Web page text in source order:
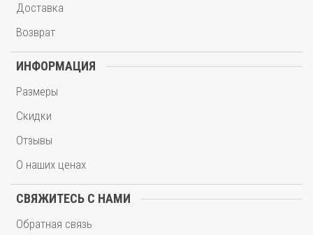
Доставка
Возврат
ИНФОРМАЦИЯ
Размеры
Скидки
Отзывы
О наших ценах
СВЯЖИТЕСЬ С НАМИ
Обратная связь